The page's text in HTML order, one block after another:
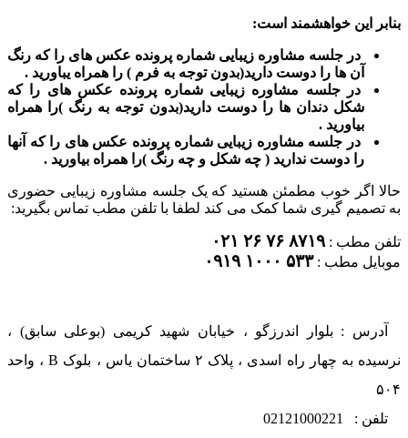
بنابر این خواهشمند است:
در جلسه مشاوره زیبایی شماره پرونده عکس های را که رنگ
آن ها را دوست دارید(بدون توجه به فرم ) را همراه یباورید .
در جلسه مشاوره زیبایی شماره پرونده عکس های را که
شکل دندان ها را دوست دارید(بدون توجه به رنگ )را همراه
بیاورید .
در جلسه مشاوره زیبایی شماره پرونده عکس های را که آنها
را دوست ندارید ( چه شکل و چه رنگ )را همراه بیاورید .
حالا اگر خوب مطمئن هستید که یک جلسه مشاوره زیبایی حضوری
به تصمیم گیری شما کمک می کند لطفا با تلفن مطب تماس بگیرید:
تلفن مطب : ۸۷۱۹ ۷۶ ۲۶ ۰۲۱
موبایل مطب :۵۳۳ ۱۰۰۰ ۰۹۱۹
آدرس : بلوار اندرزگو ، خیابان شهید کریمی (بوعلی سابق) ،
نرسیده به چهار راه اسدی ، پلاک ۲ ساختمان یاس ، بلوک B ، واحد
۵۰۴
تلفن : 02121000221